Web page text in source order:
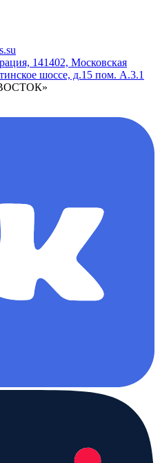
141402, Московская
шоссе, д.15 пом. А.3.1